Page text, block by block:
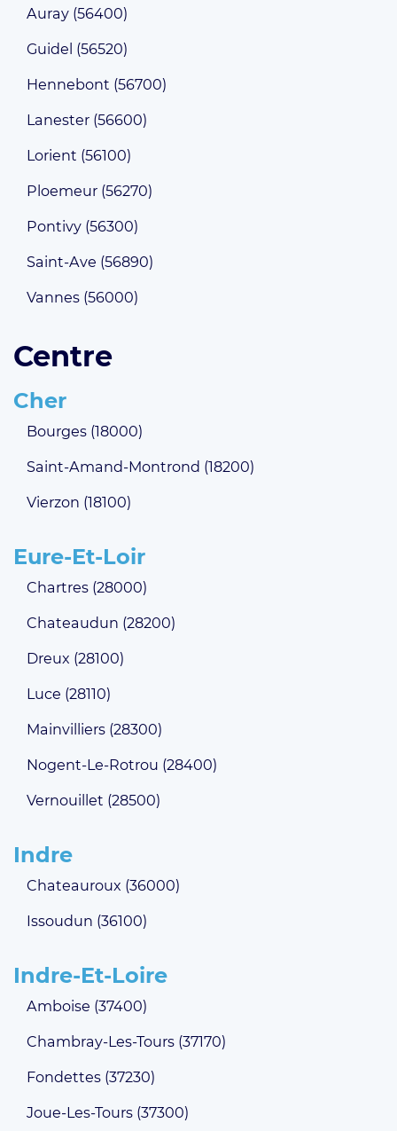
Auray (56400)
Guidel (56520)
Hennebont (56700)
Lanester (56600)
Lorient (56100)
Ploemeur (56270)
Pontivy (56300)
Saint-Ave (56890)
Vannes (56000)
Centre
Cher
Bourges (18000)
Saint-Amand-Montrond (18200)
Vierzon (18100)
Eure-Et-Loir
Chartres (28000)
Chateaudun (28200)
Dreux (28100)
Luce (28110)
Mainvilliers (28300)
Nogent-Le-Rotrou (28400)
Vernouillet (28500)
Indre
Chateauroux (36000)
Issoudun (36100)
Indre-Et-Loire
Amboise (37400)
Chambray-Les-Tours (37170)
Fondettes (37230)
Joue-Les-Tours (37300)